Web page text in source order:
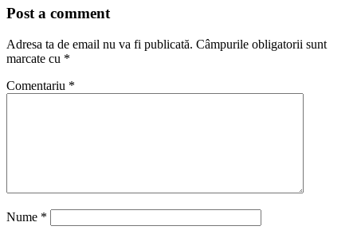
Post a comment
Adresa ta de email nu va fi publicată. Câmpurile obligatorii sunt
marcate cu *
Comentariu *
Nume *